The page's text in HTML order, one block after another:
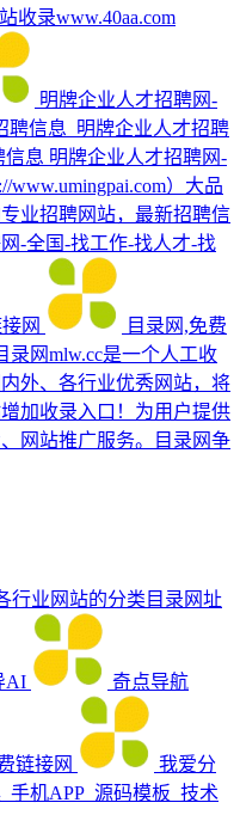
收录www.40aa.com
明牌企业人才招聘网-
聘信息_明牌企业人才招聘
信息 明牌企业人才招聘网-
）大品
业招聘网站，最新招聘信
-全国-找工作-找人才-找
网
目录网,免费
录网mlw.cc是一个人工收
外、各行业优秀网站，将
加收录入口！为用户提供
网站推广服务。目录网争
行业网站的分类目录网址
AI 奇点导航
链接网
我爱分
手机APP_源码模板_技术